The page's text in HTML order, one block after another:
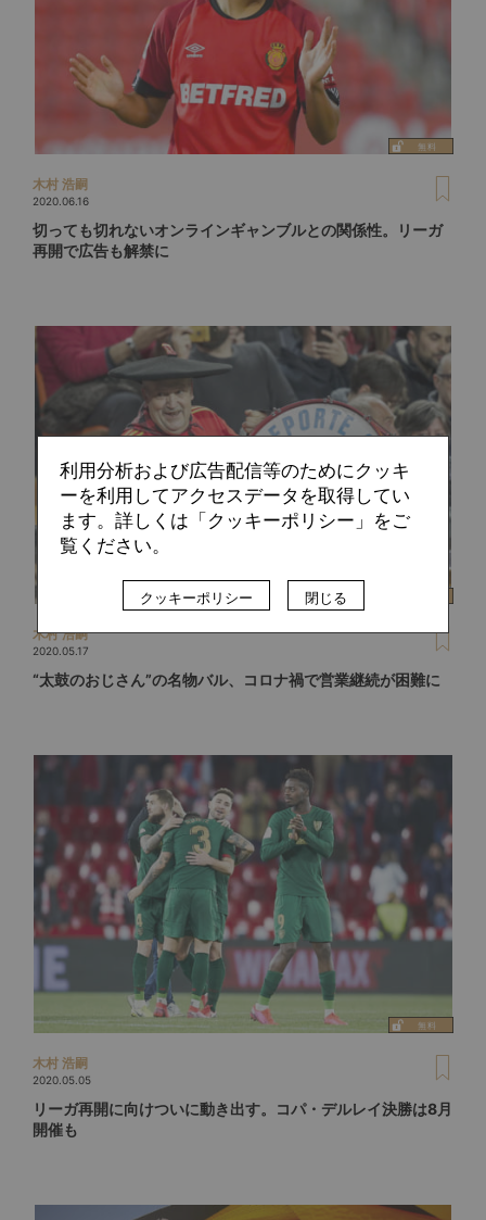
木村 浩嗣
2020.06.16
切っても切れないオンラインギャンブルとの関係性。リーガ
再開で広告も解禁に
木村 浩嗣
2020.05.17
“太鼓のおじさん”の名物バル、コロナ禍で営業継続が困難に
木村 浩嗣
2020.05.05
リーガ再開に向けついに動き出す。コパ・デルレイ決勝は8月
開催も
利用分析および広告配信等のためにクッキ
ーを利用してアクセスデータを取得してい
ます。詳しくは「クッキーポリシー」をご
覧ください。
クッキーポリシー 閉じる